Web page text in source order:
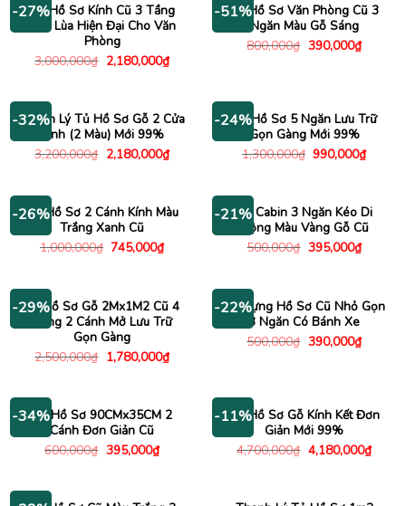
-27%Tủ Hồ Sơ Kính Cũ 3 Tầng
Cửa Lùa Hiện Đại Cho Văn
Phòng
3,000,000₫ Giá
gốc
2,180,000₫Giá
hiện
2,180,000₫.
-51%
Tủ Hồ Sơ Văn Phòng Cũ 3
Ngăn Màu Gỗ Sáng
800,000₫ Giá
390,000₫Giá
hiện
-32%
Thanh Lý Tủ Hồ Sơ Gỗ 2 Cửa
Kính (2 Màu) Mới 99%
3,200,000₫ Giá
gốc
2,180,000₫Giá
hiện
2,180,000₫.
-24%Tủ Hồ Sơ 5 Ngăn Lưu Trữ
Gọn Gàng Mới 99%
1,300,000₫ Giá
990,000₫Giá
hiện
-26%
Tủ Hồ Sơ 2 Cánh Kính Màu
Trắng Xanh Cũ
1,000,000₫ Giá
745,000₫Giá
hiện
745,000₫.
-21%Tủ Cabin 3 Ngăn Kéo Di
Động Màu Vàng Gỗ Cũ
500,000₫ Giá
395,000₫Giá
hiện
-29%
Kệ Hồ Sơ Gỗ 2Mx1M2 Cũ 4
Tầng 2 Cánh Mở Lưu Trữ
Gọn Gàng
2,500,000₫ Giá
gốc
1,780,000₫Giá
hiện
1,780,000₫.
-22%
Tủ Đựng Hồ Sơ Cũ Nhỏ Gọn
3 Ngăn Có Bánh Xe
500,000₫ Giá
390,000₫Giá
hiện
-34%Tủ Hồ Sơ 90CMx35CM 2
Cánh Đơn Giản Cũ
600,000₫ Giá
395,000₫Giá
hiện
-11%
Tủ Hồ Sơ Gỗ Kính Kết Đơn
Giản Mới 99%
4,700,000₫ Giá
gốc
4,180,000₫Giá
hiện